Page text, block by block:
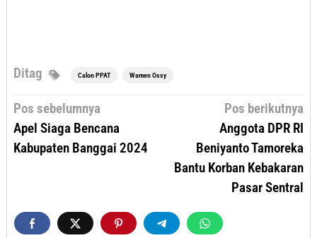
Ditag Calon PPAT Wamen Ossy
Navigasi
Pos sebelumnya
Apel Siaga Bencana
Kabupaten Banggai 2024
Pos berikutnya
Anggota DPR RI
Beniyanto Tamoreka
Bantu Korban Kebakaran
Pasar Sentral